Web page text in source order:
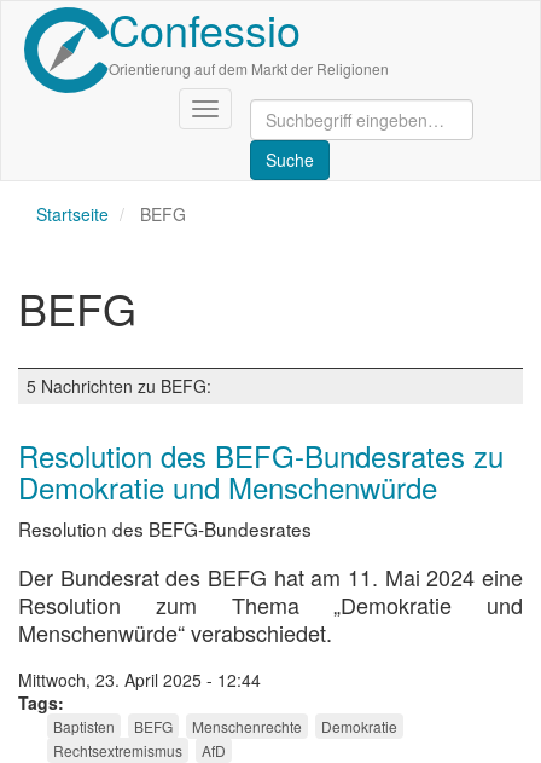
Direkt
zum
Inhalt
Confessio
Orientierung auf dem Markt der Religionen
Navigation
aktivieren/deaktivieren
Startseite BEFG
BEFG
5 Nachrichten zu BEFG:
Resolution des BEFG-Bundesrates zu
Demokratie und Menschenwürde
Resolution des BEFG-Bundesrates
Der Bundesrat des BEFG hat am 11. Mai 2024 eine
Resolution zum Thema „Demokratie und
Menschenwürde“ verabschiedet.
Mittwoch, 23. April 2025 - 12:44
Tags
Baptisten BEFG Menschenrechte
Demokratie
Rechtsextremismus
AfD